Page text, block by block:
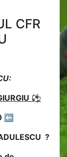
CFR
⚽
⬅
?